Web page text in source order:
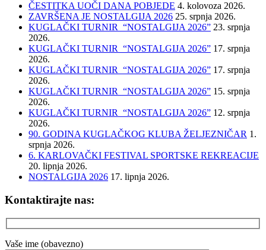
ČESTITKA UOČI DANA POBJEDE 4. kolovoza 2026.
ZAVRŠENA JE NOSTALGIJA 2026 25. srpnja 2026.
KUGLAČKI TURNIR “NOSTALGIJA 2026” 23. srpnja
2026.
KUGLAČKI TURNIR “NOSTALGIJA 2026” 17. srpnja
2026.
KUGLAČKI TURNIR “NOSTALGIJA 2026” 17. srpnja
2026.
KUGLAČKI TURNIR “NOSTALGIJA 2026” 15. srpnja
2026.
KUGLAČKI TURNIR “NOSTALGIJA 2026” 12. srpnja
2026.
90. GODINA KUGLAČKOG KLUBA ŽELJEZNIČAR 1.
srpnja 2026.
6. KARLOVAČKI FESTIVAL SPORTSKE REKREACIJE
20. lipnja 2026.
NOSTALGIJA 2026 17. lipnja 2026.
Kontaktirajte nas:
Vaše ime (obavezno)